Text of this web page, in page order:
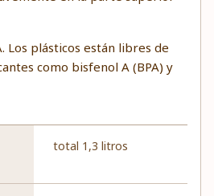
Los plásticos están libres de
como bisfenol A (BPA) y
total 1,3 litros